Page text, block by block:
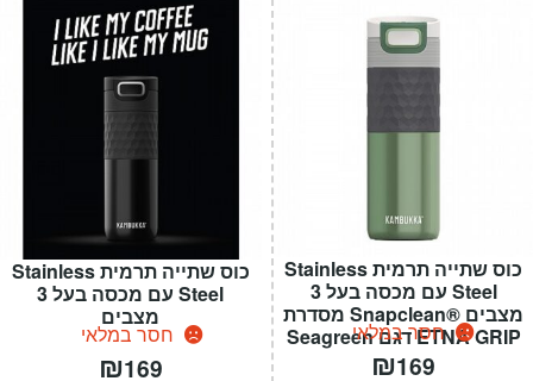
כוס שתייה תרמית Stainless
Steel עם מכסה בעל 3
מצבים
חסר במלאי
₪169
כוס שתייה תרמית Stainless
Steel עם מכסה בעל 3
מצבים ®Snapclean מסדרת
ETNA GRIP דגם Seagreenחסר במלאי
₪169